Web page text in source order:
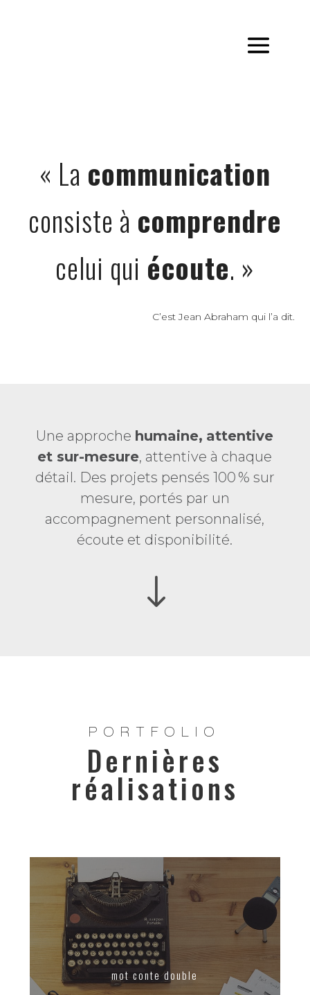
« La communication
consiste à comprendre
celui qui écoute. »
C’est Jean Abraham qui l’a dit.
Une approche humaine, attentive
et sur-mesure, attentive à chaque
détail. Des projets pensés 100 % sur
mesure, portés par un
accompagnement personnalisé,
écoute et disponibilité.
"
PORTFOLIO
Dernières
réalisations
mot conte double